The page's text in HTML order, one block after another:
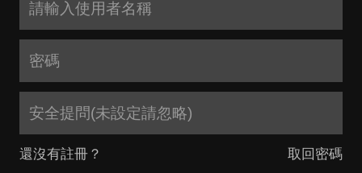
安全提問(未設定請忽略)
還沒有註冊？ 取回密碼